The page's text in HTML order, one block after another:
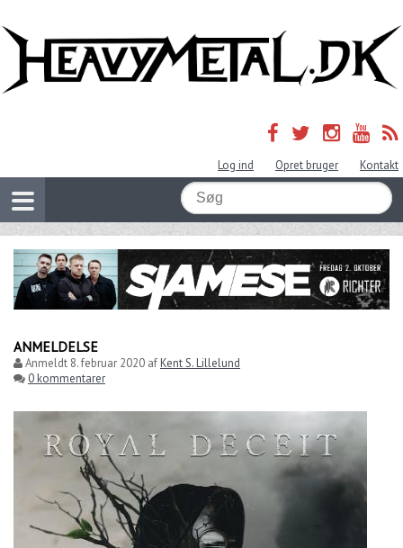
Log ind Opret bruger Kontakt
ANMELDELSE
Anmeldt 8. februar 2020 afKent S. Lillelund
0 kommentarer